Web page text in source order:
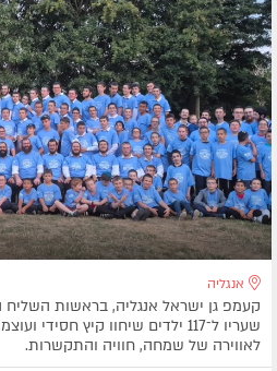
אנגליה
קעמפ גן ישראל אנגליה, בראשות
לאווירה של שמחה, חוויה והתקשרות.